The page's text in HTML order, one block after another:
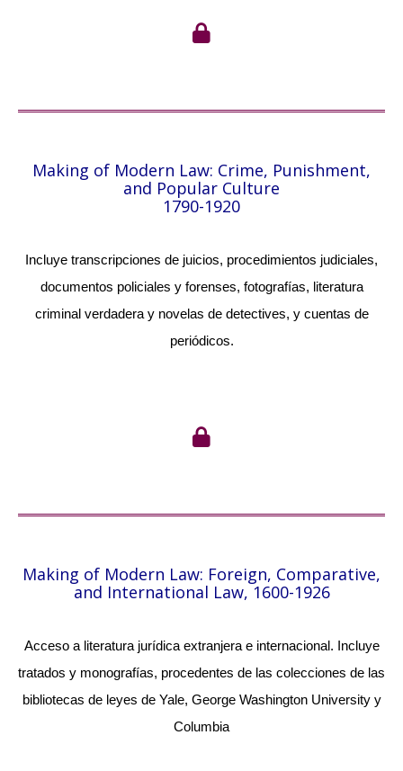
Making of Modern Law: Crime, Punishment,
and Popular Culture
1790-1920
Incluye transcripciones de juicios, procedimientos judiciales,
documentos policiales y forenses, fotografías, literatura
criminal verdadera y novelas de detectives, y cuentas de
periódicos.
Making of Modern Law: Foreign, Comparative,
and International Law, 1600-1926
Acceso a literatura jurídica extranjera e internacional. Incluye
tratados y monografías, procedentes de las colecciones de las
bibliotecas de leyes de Yale, George Washington University y
Columbia